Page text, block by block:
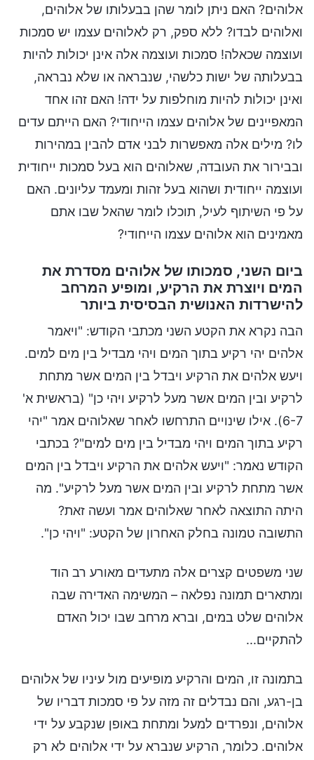
אלוהים? האם ניתן לומר שהן בבעלותו של אלוהים,
ואלוהים לבדו? ללא ספק, רק לאלוהים עצמו יש סמכות
ועוצמה שכאלה! סמכות ועוצמה אלה אינן יכולות להיות
בבעלותה של ישות כלשהי, שנבראה או שלא נבראה,
ואינן יכולות להיות מוחלפות על ידה! האם זהו אחד
המאפיינים של אלוהים עצמו הייחודי? האם הייתם עדים
לו? מילים אלה מאפשרות לבני אדם להבין במהירות
ובבירור את העובדה, שאלוהים הוא בעל סמכות ייחודית
ועוצמה ייחודית ושהוא בעל זהות ומעמד עליונים. האם
על פי השיתוף לעיל, תוכלו לומר שהאל שבו אתם
מאמינים הוא אלוהים עצמו הייחודי?
ביום השני, סמכותו של אלוהים מסדרת את
המים ויוצרת את הרקיע, ומופיע המרחב
להישרדות האנושית הבסיסית ביותר
הבה נקרא את הקטע השני מכתבי הקודש: "ויאמר
אלהים יהי רקיע בתוך המים ויהי מבדיל בין מים למים.
ויעש אלהים את הרקיע ויבדל בין המים אשר מתחת
לרקיע ובין המים אשר מעל לרקיע ויהי כן" (בראשית א'
6-7). אילו שינויים התרחשו לאחר שאלוהים אמר "יהי
רקיע בתוך המים ויהי מבדיל בין מים למים"? בכתבי
הקודש נאמר: "ויעש אלהים את הרקיע ויבדל בין המים
אשר מתחת לרקיע ובין המים אשר מעל לרקיע". מה
היתה התוצאה לאחר שאלוהים אמר ועשה זאת?
התשובה טמונה בחלק האחרון של הקטע: "ויהי כן".
שני משפטים קצרים אלה מתעדים מאורע רב הוד
ומתארים תמונה נפלאה – המשימה האדירה שבה
אלוהים שלט במים, וברא מרחב שבו יכול האדם
להתקיים...
בתמונה זו, המים והרקיע מופיעים מול עיניו של אלוהים
בן-רגע, והם נבדלים זה מזה על פי סמכות דבריו של
אלוהים, ונפרדים למעל ומתחת באופן שנקבע על ידי
אלוהים. כלומר, הרקיע שנברא על ידי אלוהים לא רק